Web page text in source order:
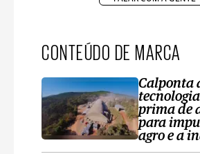
CONTEÚDO DE MARCA
Calponta
prima de
para
agro e a